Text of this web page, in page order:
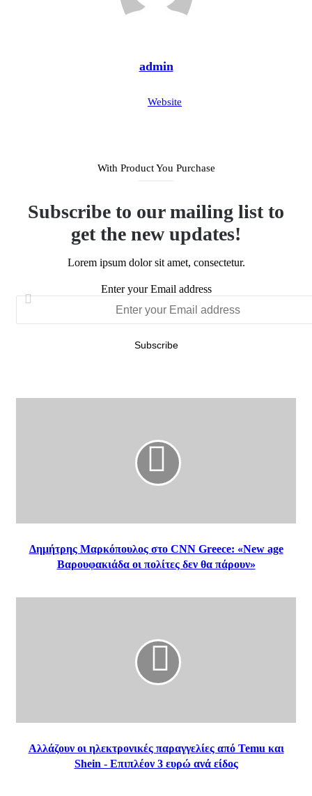
admin
Website
With Product You Purchase
Subscribe to our mailing list to
get the new updates!
Lorem ipsum dolor sit amet, consectetur.
Enter your Email address
Δημήτρης Μαρκόπουλος στο CNN Greece: «New age
Βαρουφακιάδα οι πολίτες δεν θα πάρουν»
Αλλάζουν οι ηλεκτρονικές παραγγελίες από Temu και
Shein - Επιπλέον 3 ευρώ ανά είδος